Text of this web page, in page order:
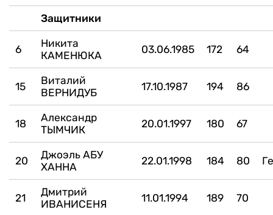
Защитники
6
Никита
КАМЕНЮКА
03.06.1985 172 64
15
Виталий
ВЕРНИДУБ
17.10.1987 194 86
18
Александр
ТЫМЧИК
20.01.1997 180 67
20
Джоэль АБУ
ХАННА
22.01.1998 184 80
21
Дмитрий
ИВАНИСЕНЯ
11.01.1994 189 70